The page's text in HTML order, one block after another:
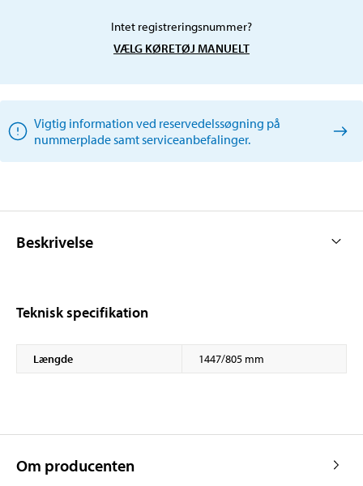
Intet registreringsnummer?
VÆLG KØRETØJ MANUELT
Vigtig information ved reservedelssøgning på
nummerplade samt serviceanbefalinger.
Beskrivelse
Teknisk specifikation
Længde 1447/805 mm
Om producenten